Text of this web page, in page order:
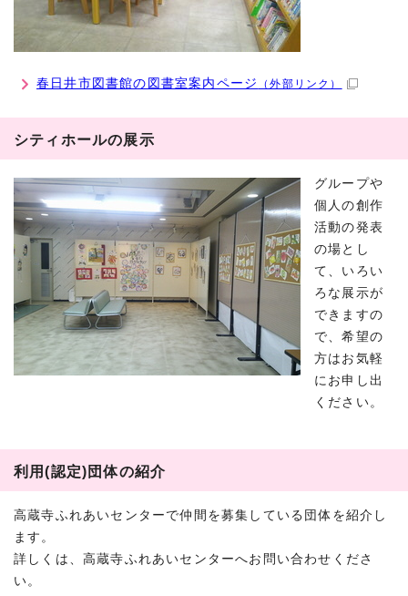
春日井市図書館の図書室案内ページ （外部リンク）
シティホールの展示
グループや
個人の創作
活動の発表
の場とし
て、いろい
ろな展示が
できますの
で、希望の
方はお気軽
にお申し出
ください。
利用(認定)団体の紹介
高蔵寺ふれあいセンターで仲間を募集している団体を紹介し
ます。
詳しくは、高蔵寺ふれあいセンターへお問い合わせくださ
い。